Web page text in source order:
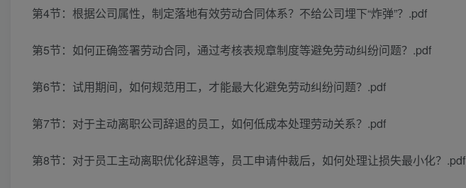
第4节：根据公司属性，制定落地有效劳动合同体系？不给公司埋下“炸弹”？.pdf
第5节：如何正确签署劳动合同，通过考核表规章制度等避免劳动纠纷问题？.pdf
第6节：试用期间，如何规范用工，才能最大化避免劳动纠纷问题？.pdf
第7节：对于主动离职公司辞退的员工，如何低成本处理劳动关系？.pdf
第8节：对于员工主动离职优化辞退等，员工申请仲裁后，如何处理让损失最小化？.pdf